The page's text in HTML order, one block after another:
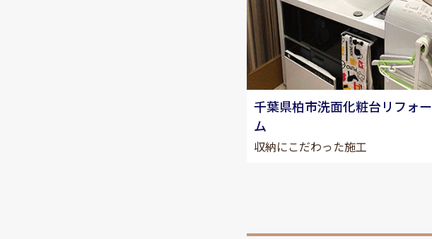
千葉県柏市洗面化粧台リフォー
ム
収納にこだわった施工